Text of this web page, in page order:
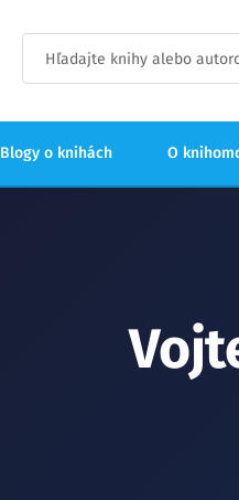
Blogy o knihách O